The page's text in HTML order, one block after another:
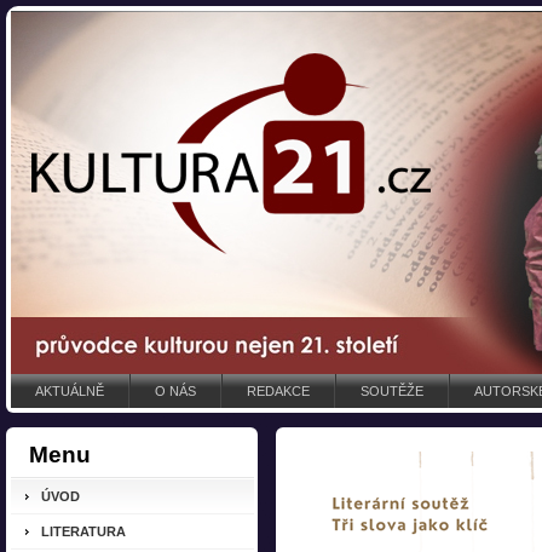
AKTUÁLNĚ O NÁS REDAKCE SOUTĚŽE
Menu
ÚVOD
LITERATURA